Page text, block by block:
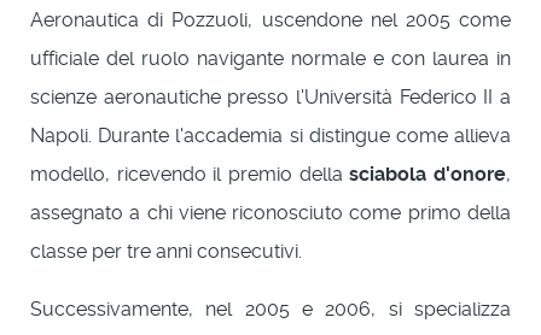
Aeronautica di Pozzuoli, uscendone nel 2005 come
ufficiale del ruolo navigante normale e con laurea in
scienze aeronautiche presso l'Università Federico II a
Napoli. Durante l'accademia si distingue come allieva
modello, ricevendo il premio dellasciabola d'onore,
assegnato a chi viene riconosciuto come primo della
classe per tre anni consecutivi.
Successivamente, nel 2005 e 2006, si specializza